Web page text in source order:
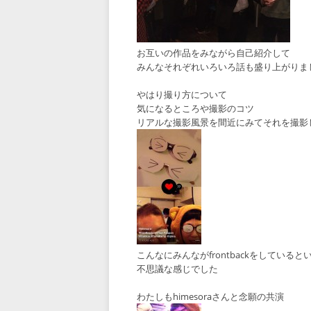
お互いの作品をみながら自己紹介して
みんなそれぞれいろいろ話も盛り上がりま
やはり撮り方について
気になるところや撮影のコツ
リアルな撮影風景を間近にみてそれを撮影
こんなにみんながfrontbackをしていると
不思議な感じでした
わたしもhimesoraさんと念願の共演